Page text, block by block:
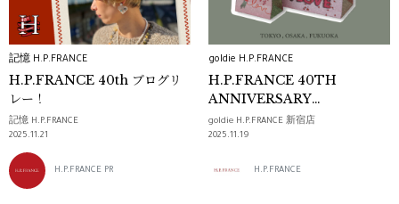
記憶 H.P.FRANCE
H.P.FRANCE 40th ブログリ
レー！
記憶 H.P.FRANCE
2025.11.21
H.P.FRANCE PR
goldie H.P.FRANCE
H.P.FRANCE 40TH
ANNIVERSARY
“H.P.LOVE” アニバーサリーコ
レクション POP UP SHOP &
goldie H.P.FRANCE 新宿店
2025.11.19
H.P.FRANCE